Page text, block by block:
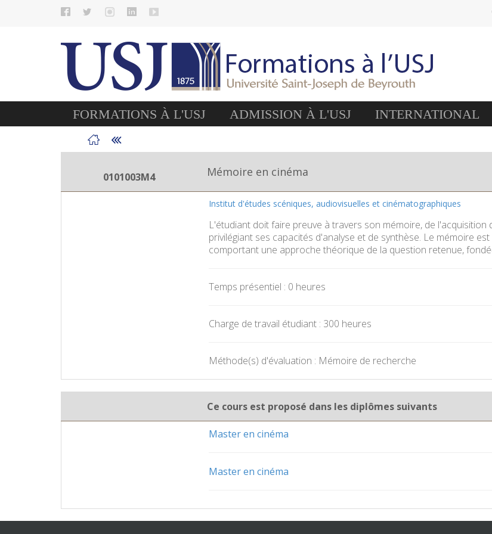
FORMATIONS À L'USJ ADMISSION À L'USJ INTERNATIONAL
0101003M4 Mémoire en cinéma
Institut d'études scéniques, audiovisuelles et cinématographiques
L'étudiant doit faire preuve à travers son mémoire, de
privilégiant ses capacités d'analyse et de synthèse. Le mémoire
comportant une approche théorique de la question retenue,
Temps présentiel : 0 heures
Charge de travail étudiant : 300 heures
Méthode(s) d'évaluation : Mémoire de recherche
Ce cours est proposé dans les diplômes suivants
Master en cinéma
Master en cinéma